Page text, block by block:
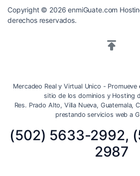
Copyright © 2026 enmiGuate.com
Mercadeo Real y Virtual Unico - Promueve
sitio de los dominios y Hosting
Res. Prado Alto, Villa Nueva, Guatemala,
(502) 5633-2992,